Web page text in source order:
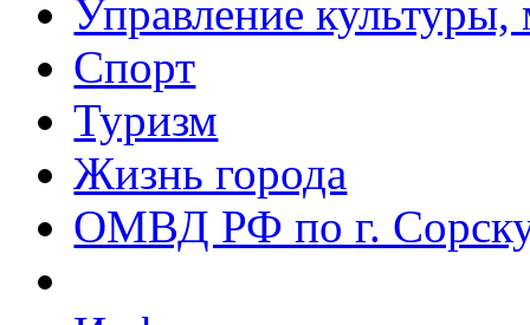
Управление
Спорт
Туризм
Жизнь города
ОМВД РФ по г.